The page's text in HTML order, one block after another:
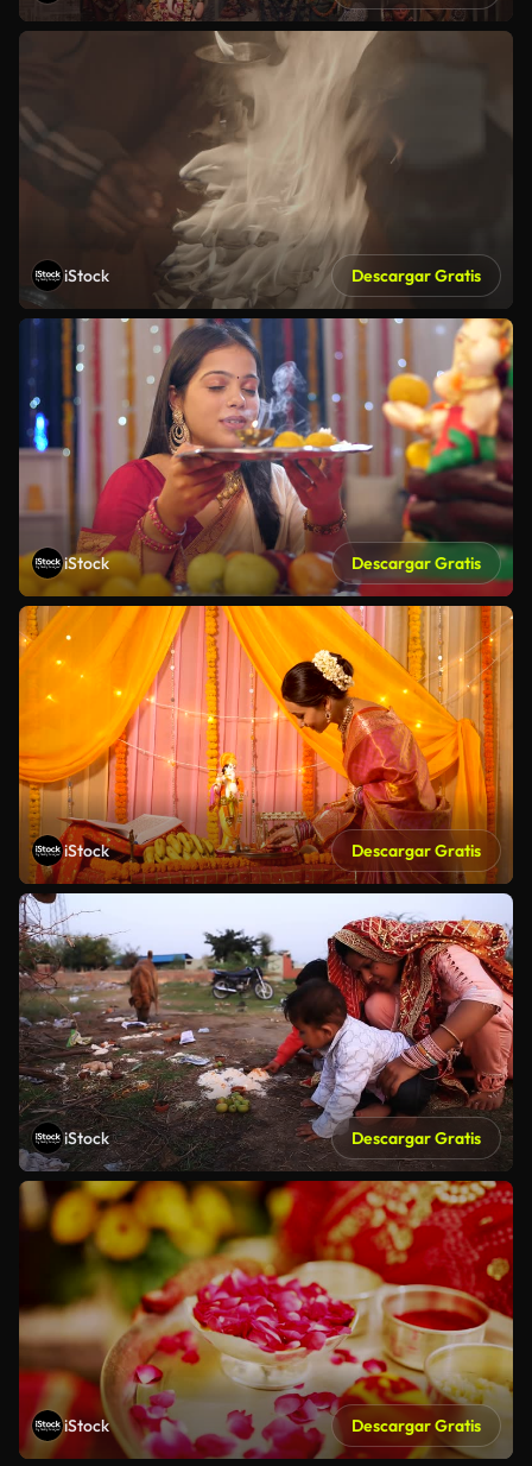
iStock Descargar Gratis
iStock Descargar Gratis
iStock Descargar Gratis
iStock Descargar Gratis
iStock Descargar Gratis